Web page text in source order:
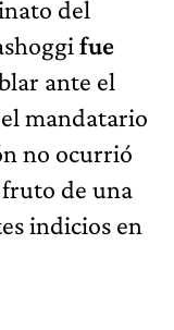
del
fue
ante el
mandatario
no ocurrió
de una
indicios en